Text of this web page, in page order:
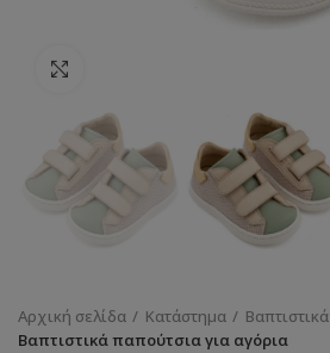
Αρχική σελίδα Κατάστημα Βαπτιστικά
Βαπτιστικά παπούτσια για αγόρια